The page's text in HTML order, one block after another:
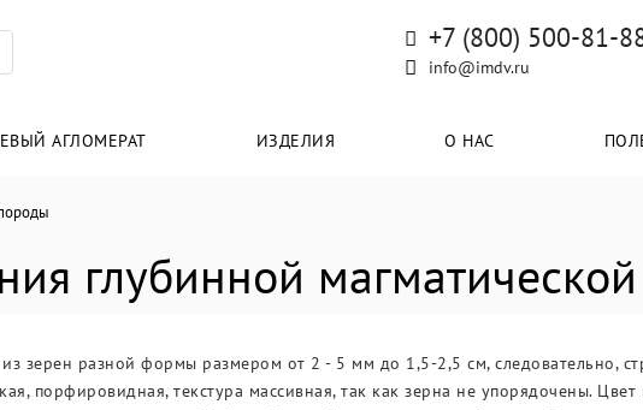
+7 (800) 500-81-
info@imdv.ru
АГЛОМЕРАТ ИЗДЕЛИЯ О НАС
глубинной
зерен разной формы размером от 2 - 5 мм до 1,5-2,5 см, следовательно,
порфировидная, текстура массивная, так как зерна не упорядочены.